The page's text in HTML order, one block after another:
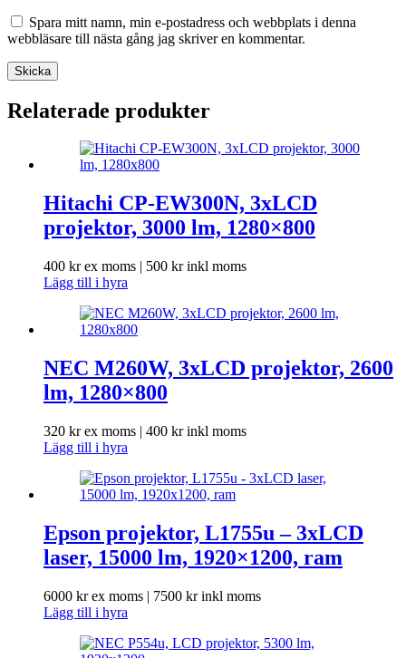
Spara mitt namn, min e-postadress och webbplats i denna
webbläsare till nästa gång jag skriver en kommentar.
Skicka
Relaterade produkter
Hitachi CP-EW300N, 3xLCD
projektor, 3000 lm, 1280×800
400 krex moms | 500 krinkl moms
Lägg till i hyra
NEC M260W, 3xLCD projektor, 2600
lm, 1280×800
320 krex moms | 400 krinkl moms
Lägg till i hyra
Epson projektor, L1755u – 3xLCD
laser, 15000 lm, 1920×1200, ram
6000 krex moms | 7500 krinkl moms
Lägg till i hyra